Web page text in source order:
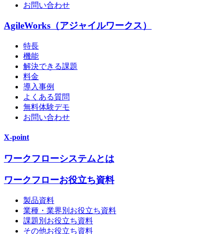
お問い合わせ
AgileWorks（アジャイルワークス）
特長
機能
解決できる課題
料金
導入事例
よくある質問
無料体験デモ
お問い合わせ
X-point
ワークフローシステムとは
ワークフローお役立ち資料
製品資料
業種・業界別お役立ち資料
課題別お役立ち資料
その他お役立ち資料